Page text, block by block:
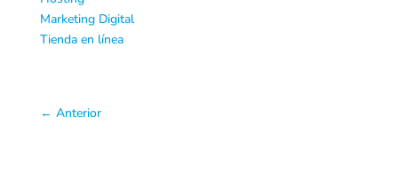
Marketing Digital
Tienda en línea
← Anterior